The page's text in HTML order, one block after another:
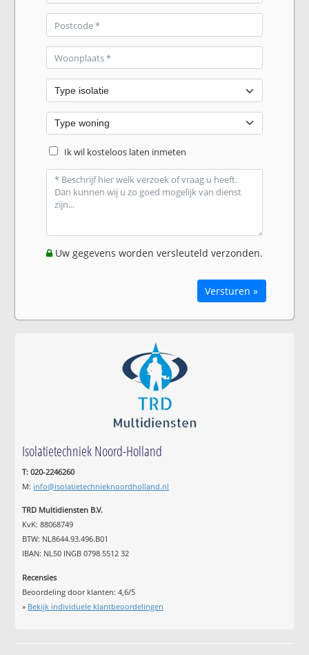
Ik wil kosteloos laten inmeten
Uw gegevens worden versleuteld verzonden.
Versturen »
Isolatietechniek Noord-Holland
T: 020-2246260
M: info@isolatietechnieknoordholland.nl
TRD Multidiensten B.V.
KvK: 88068749
BTW: NL8644.93.496.B01
IBAN: NL50 INGB 0798 5512 32
Recensies
Beoordeling door klanten:4,6/5
» Bekijk individuele klantbeoordelingen